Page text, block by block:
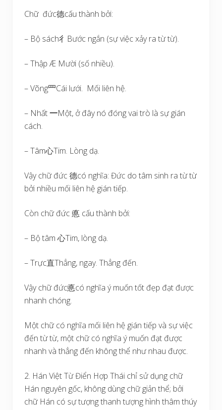
Chữ đức德cấu thành bởi:
– Bộ sách彳Bước ngắn (sự việc xảy ra từ từ).
– Thập Æ Mười (số nhiều).
– Võng罒Cái lưới. Mối liên hệ.
– Nhất一Một, ở đây nó đóng vai trò là sự gián
cách.
– Tâm心Tim. Lòng dạ.
Vậy chữ đức 德có nghĩa: Đức do tâm sinh ra từ từ
bởi nhiều mối liên hệ gián tiếp.
Còn chữ đức 悳 cấu thành bởi:
– Bộ tâm 心Tim, lòng dạ.
– Trực直Thẳng, ngay. Thẳng đến.
Vậy chữ đức悳có nghĩa ý muốn tốt đẹp đạt được
nhanh chóng.
Một chữ có nghĩa mối liên hệ gián tiếp và sự việc
đến từ từ, một chữ có nghĩa ý muốn đạt được
nhanh và thẳng đến không thể như nhau được.
2. Hán Việt Từ Điển Hợp Thái chỉ sử dụng chữ
Hán nguyên gốc, không dùng chữ giản thể; bởi
chữ Hán có sự tượng thanh tượng hình thâm thúy